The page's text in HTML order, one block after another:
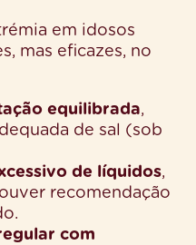
em idosos
mas eficazes, no
equilibrada,
de sal (sob
de líquidos,
recomendação
com